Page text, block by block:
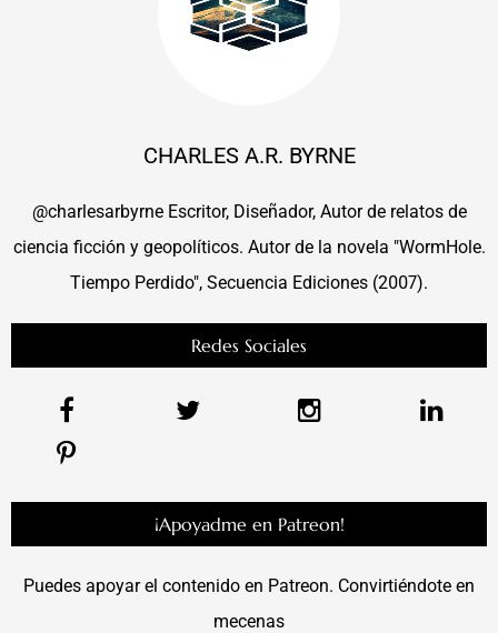
CHARLES A.R. BYRNE
@charlesarbyrne Escritor, Diseñador, Autor de relatos de
ciencia ficción y geopolíticos. Autor de la novela "WormHole.
Tiempo Perdido", Secuencia Ediciones (2007).
Redes Sociales
¡Apoyadme en Patreon!
Puedes apoyar el contenido en Patreon. Convirtiéndote en
mecenas